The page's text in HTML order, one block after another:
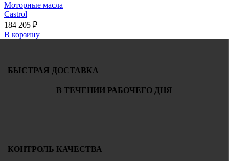
Моторные масла
Castrol
184 205 ₽
В корзину
БЫСТРАЯ ДОСТАВКА
В ТЕЧЕНИИ РАБОЧЕГО ДНЯ
КОНТРОЛЬ КАЧЕСТВА